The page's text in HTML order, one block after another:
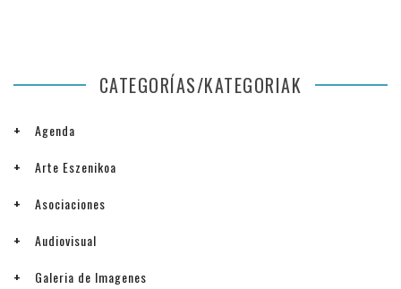
CATEGORÍAS/KATEGORIAK
Agenda
Arte Eszenikoa
Asociaciones
Audiovisual
Galeria de Imagenes